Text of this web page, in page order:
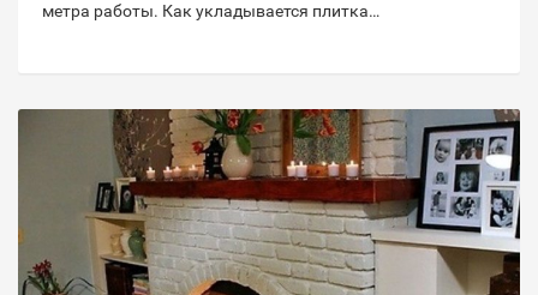
метра работы. Как укладывается плитка…